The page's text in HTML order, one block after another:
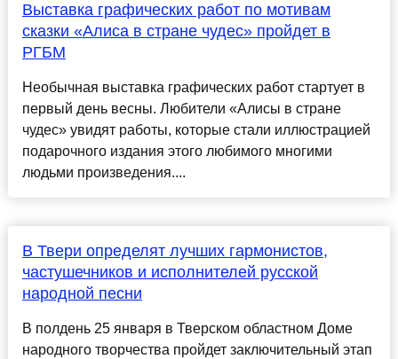
Выставка графических работ по мотивам
сказки «Алиса в стране чудес» пройдет в
РГБМ
Необычная выставка графических работ стартует в
первый день весны. Любители «Алисы в стране
чудес» увидят работы, которые стали иллюстрацией
подарочного издания этого любимого многими
людьми произведения....
В Твери определят лучших гармонистов,
частушечников и исполнителей русской
народной песни
В полдень 25 января в Тверском областном Доме
народного творчества пройдет заключительный этап